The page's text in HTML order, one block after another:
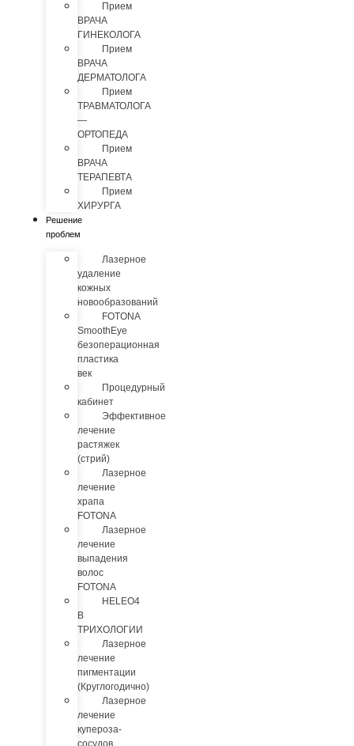
Прием
ВРАЧА
ГИНЕКОЛОГА
Прием
ВРАЧА
ДЕРМАТОЛОГА
Прием
ТРАВМАТОЛОГА
—
ОРТОПЕДА
Прием
ВРАЧА
ТЕРАПЕВТА
Прием
ХИРУРГА
Решение
проблем
Лазерное
удаление
кожных
новообразований
FOTONA
SmoothEye
безоперационная
пластика
век
Процедурный
кабинет
Эффективное
лечение
растяжек
(стрий)
Лазерное
лечение
храпа
FOTONA
Лазерное
лечение
выпадения
волос
FOTONA
HELEO4
В
ТРИХОЛОГИИ
Лазерное
лечение
пигментации
(Круглогодично)
Лазерное
лечение
купероза-
сосудов